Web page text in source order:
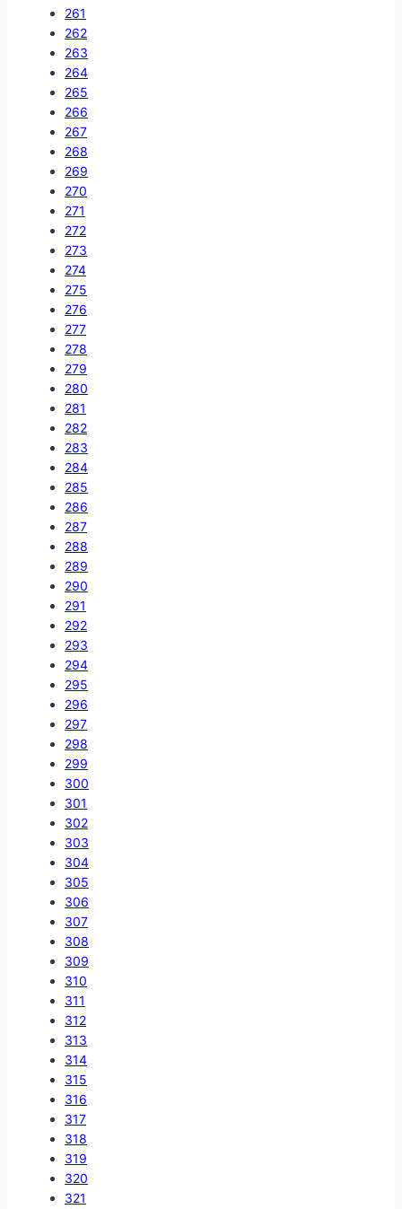
261
262
263
264
265
266
267
268
269
270
271
272
273
274
275
276
277
278
279
280
281
282
283
284
285
286
287
288
289
290
291
292
293
294
295
296
297
298
299
300
301
302
303
304
305
306
307
308
309
310
311
312
313
314
315
316
317
318
319
320
321